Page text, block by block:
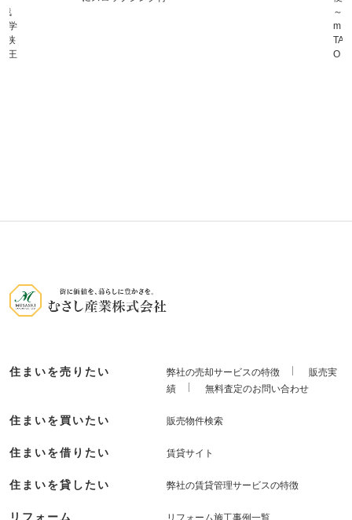
浅
学
狭
王
～
m
O・
住まいを売りたい 弊社の売却サービスの特徴
販売実
績
無料査定のお問い合わせ
住まいを買いたい 販売物件検索
住まいを借りたい 賃貸サイト
住まいを貸したい 弊社の賃貸管理サービスの特徴
リフォーム リフォーム施工事例一覧